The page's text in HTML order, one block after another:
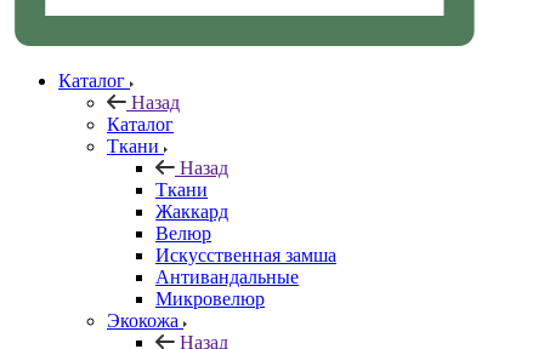
Каталог
Назад
Каталог
Ткани
Назад
Ткани
Жаккард
Велюр
Искусственная замша
Антивандальные
Микровелюр
Экокожа
Назад